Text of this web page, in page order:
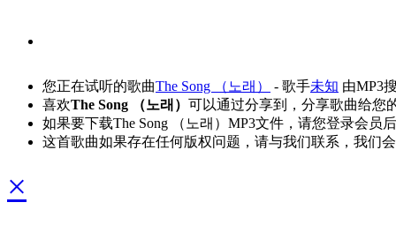
您正在试听的歌曲The Song （노래） - 歌手未知 由MP3
喜欢The Song （노래） 可以通过分享到，分享歌曲给您
如果要下载The Song （노래）MP3文件，请您登录会员
这首歌曲如果存在任何版权问题，请与我们联系，我们
×